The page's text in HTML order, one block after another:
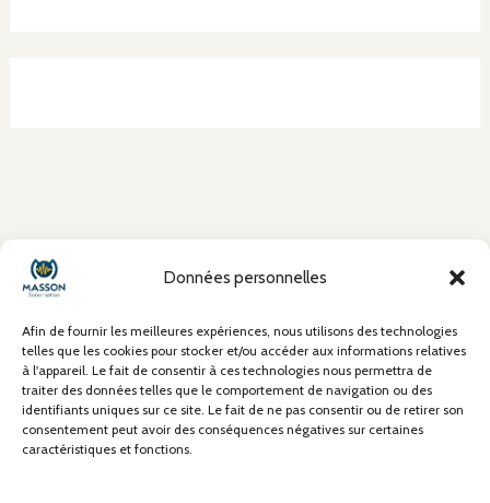
Données personnelles
Afin de fournir les meilleures expériences, nous utilisons des technologies
telles que les cookies pour stocker et/ou accéder aux informations relatives
à l'appareil. Le fait de consentir à ces technologies nous permettra de
traiter des données telles que le comportement de navigation ou des
identifiants uniques sur ce site. Le fait de ne pas consentir ou de retirer son
consentement peut avoir des conséquences négatives sur certaines
caractéristiques et fonctions.
Mentions Légales
Politique de confidentialité
Politique de cookies
Contact